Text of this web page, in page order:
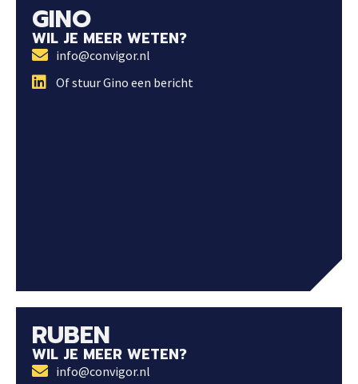
GINO
WIL JE MEER WETEN?
info@convigor.nl
Of stuur Gino een bericht
RUBEN
WIL JE MEER WETEN?
info@convigor.nl